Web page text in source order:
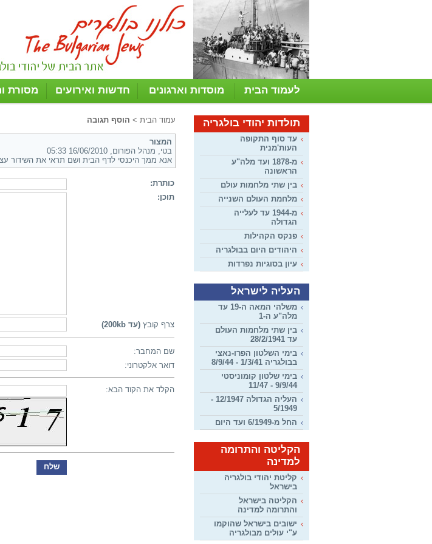
לעמוד הבית מוסדות וארגונים חדשות ואירועים מסורת
תולדות יהודי בולגריה
עד סוף התקופה
העות'מנית
מ-1878 ועד מלה"ע
הראשונה
בין שתי מלחמות עולם
מלחמת העולם השנייה
מ-1944 עד לעלייה
הגדולה
פנקס הקהילות
היהודים היום בבולגריה
עיון בסוגיות נפרדות
העליה לישראל
משלהי המאה ה-19 עד
מלה"ע ה-1
בין שתי מלחמות העולם
עד 28/2/1941
בימי השלטון הפרו-נאצי
בבולגריה 1/3/41 - 8/9/44
בימי שלטון קומוניסטי
9/9/44 - 11/47
העליה הגדולה 12/1947 -
5/1949
החל מ-6/1949 ועד היום
הקליטה והתרומה
למדינה
קליטת יהודי בולגריה
בישראל
הקליטה בישראל
והתרומה למדינה
ישובים בישראל שהוקמו
ע"י עולים מבולגריה
עמוד הבית > הוסף תגובה
המצור
בטי, מנהל הפורום, 16/06/2010 05:33
אנא ממך היכנסי לדף הבית ושם תראי את השידור
כותרת:
תוכן:
צרף קובץ (עד 200kb)
שם המחבר:
דואר אלקטרוני:
הקלד את הקוד הבא: